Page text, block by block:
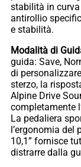
stabilità in curva
antirollio
e stabilità.
Modalità di
guida: Save,
di
sterzo, la
Alpine Drive
completamente
La pedaliera
l’ergonomia
10,1” fornisce
distrarre dalla